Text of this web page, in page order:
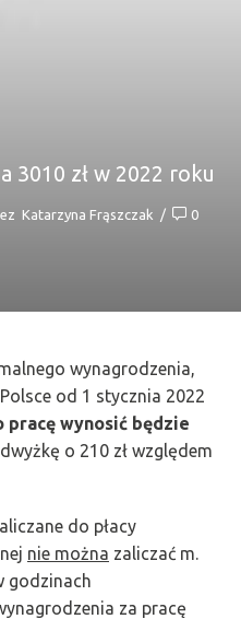
3010 zł w 2022 roku
Katarzyna Frąszczak / 0
wynagrodzenia,
od 1 stycznia 2022
pracę wynosić będzie
o 210 zł względem
do płacy
nie można zaliczać m.
godzinach
za pracę